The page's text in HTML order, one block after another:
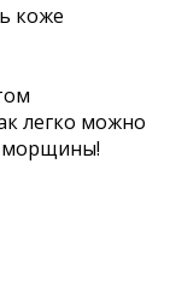
коже
легко можно
морщины!